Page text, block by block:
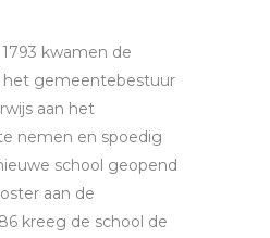
kwamen de
het gemeentebestuur
aan het
nemen en spoedig
school geopend
aan de
kreeg de school de